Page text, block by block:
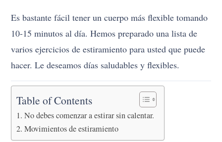
Es bastante fácil tener un cuerpo más flexible tomando
10-15 minutos al día. Hemos preparado una lista de
varios ejercicios de estiramiento para usted que puede
hacer. Le deseamos días saludables y flexibles.
Table of Contents
No debes comenzar a estirar sin calentar.
Movimientos de estiramiento